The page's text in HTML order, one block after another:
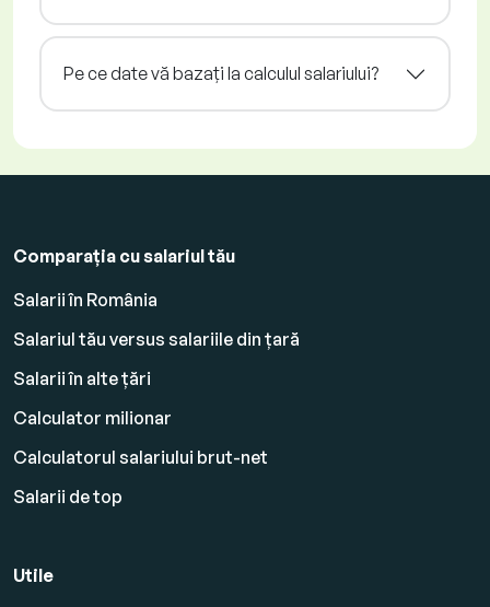
Pe ce date vă bazați la calculul salariului?
Comparația cu salariul tău
Salarii în România
Salariul tău versus salariile din țară
Salarii în alte țări
Calculator milionar
Calculatorul salariului brut-net
Salarii de top
Utile